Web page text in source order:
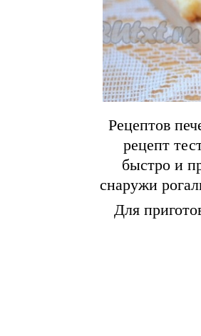
Рецептов
рецепт
быстро и
снаружи
Для